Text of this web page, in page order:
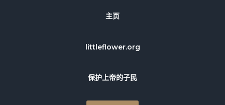
主页
littleflower.org
保护上帝的子民